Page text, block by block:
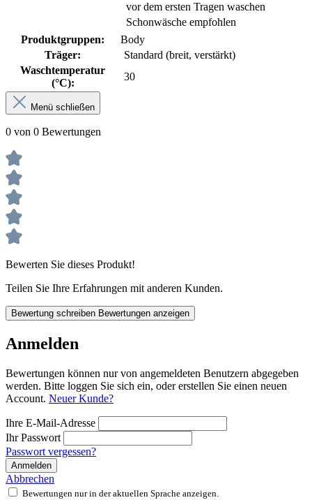
vor dem ersten Tragen waschen
Schonwäsche empfohlen
Produktgruppen:
Body
Träger:
Standard (breit, verstärkt)
Waschtemperatur
(°C):
30
Menü schließen
0 von 0 Bewertungen
Bewerten Sie dieses Produkt!
Teilen Sie Ihre Erfahrungen mit anderen Kunden.
Bewertung schreiben Bewertungen anzeigen
Anmelden
Bewertungen können nur von angemeldeten Benutzern abgegeben
werden. Bitte loggen Sie sich ein, oder erstellen Sie einen neuen
Account. Neuer Kunde?
Ihre E-Mail-Adresse
Ihr Passwort
Passwort vergessen?
Anmelden
Abbrechen
Bewertungen nur in der aktuellen Sprache anzeigen.